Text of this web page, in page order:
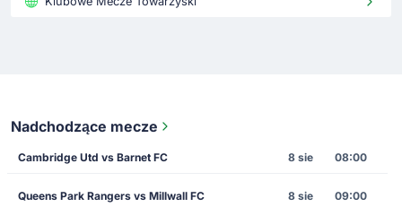
Nadchodzące mecze
Cambridge Utd vs Barnet FC 8 sie 08:00
Queens Park Rangers vs Millwall FC 8 sie 09:00